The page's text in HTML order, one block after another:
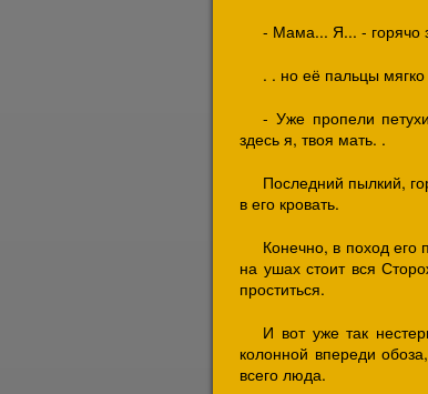
- Мама... Я... - горячо
. . но её пальцы мягко
- Уже пропели
здесь я, твоя мать. .
Последний пылкий,
в его кровать.
Конечно, в поход его
на ушах стоит вся
проститься.
И вот уже так
колонной впереди
всего люда.